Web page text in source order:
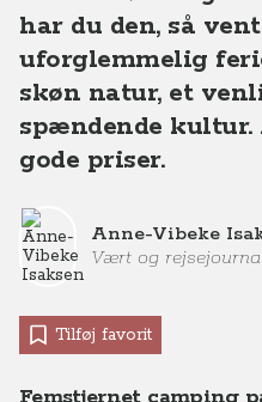
har du den, så
uforglemmelig
skøn natur, et
spændende
gode priser.
Anne-Vibeke
Vært og
Tilføj favorit